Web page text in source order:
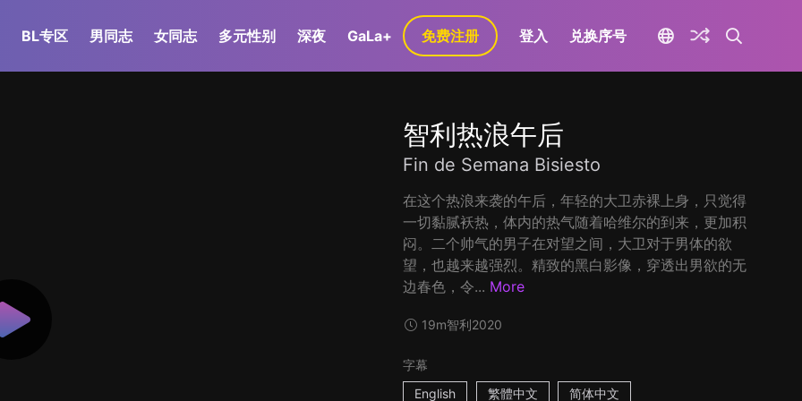
BL专区 男同志 女同志 多元性别 深夜 GaLa+ 免费注册 登入 兑换序号
智利热浪午后
Fin de Semana Bisiesto
在这个热浪来袭的午后，年轻的大卫赤裸上身，只觉得
一切黏腻袄热，体内的热气随着哈维尔的到来，更加积
闷。二个帅气的男子在对望之间，大卫对于男体的欲
望，也越来越强烈。精致的黑白影像，穿透出男欲的无
边春色，令... More
19m智利2020
字幕
English
繁體中文 简体中文